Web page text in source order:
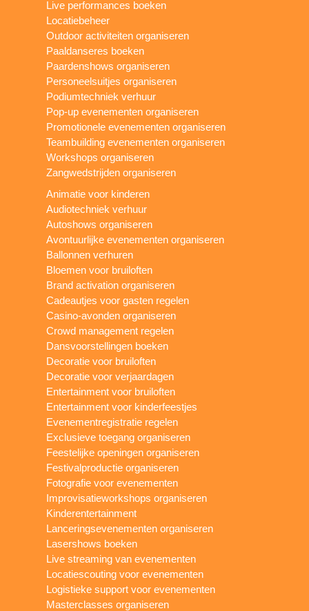
Live performances boeken
Locatiebeheer
Outdoor activiteiten organiseren
Paaldanseres boeken
Paardenshows organiseren
Personeelsuitjes organiseren
Podiumtechniek verhuur
Pop-up evenementen organiseren
Promotionele evenementen organiseren
Teambuilding evenementen organiseren
Workshops organiseren
Zangwedstrijden organiseren
Animatie voor kinderen
Audiotechniek verhuur
Autoshows organiseren
Avontuurlijke evenementen organiseren
Ballonnen verhuren
Bloemen voor bruiloften
Brand activation organiseren
Cadeautjes voor gasten regelen
Casino-avonden organiseren
Crowd management regelen
Dansvoorstellingen boeken
Decoratie voor bruiloften
Decoratie voor verjaardagen
Entertainment voor bruiloften
Entertainment voor kinderfeestjes
Evenementregistratie regelen
Exclusieve toegang organiseren
Feestelijke openingen organiseren
Festivalproductie organiseren
Fotografie voor evenementen
Improvisatieworkshops organiseren
Kinderentertainment
Lanceringsevenementen organiseren
Lasershows boeken
Live streaming van evenementen
Locatiescouting voor evenementen
Logistieke support voor evenementen
Masterclasses organiseren